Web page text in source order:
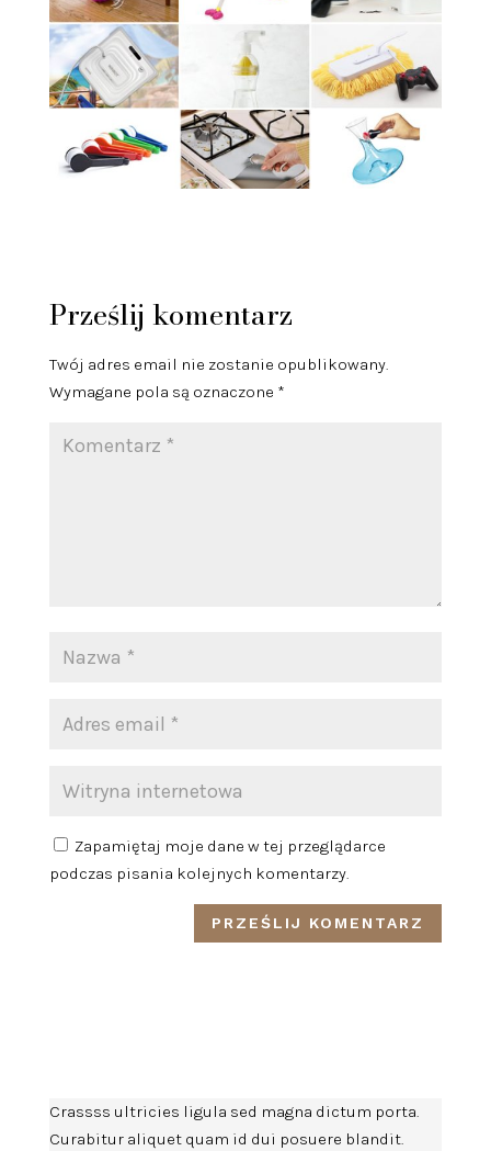
Prześlij komentarz
Twój adres email nie zostanie opublikowany.
Wymagane pola są oznaczone *
Zapamiętaj moje dane w tej przeglądarce
podczas pisania kolejnych komentarzy.
Crassss ultricies ligula sed magna dictum porta.
Curabitur aliquet quam id dui posuere blandit.